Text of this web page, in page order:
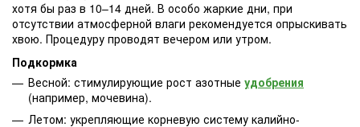
хотя бы раз в 10–14 дней. В особо жаркие дни, при
отсутствии атмосферной влаги рекомендуется опрыскивать
хвою. Процедуру проводят вечером или утром.
Подкормка
Весной: стимулирующие рост азотные удобрения
(например, мочевина).
Летом: укрепляющие корневую систему калийно-